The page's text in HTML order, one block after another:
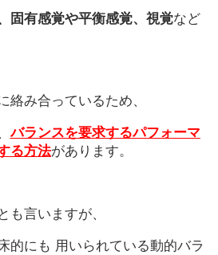
固有感覚や平衡感覚、視覚など
絡み合っているため、
バランスを要求するパフォーマ
る方法があります。
も言いますが、
的にも 用いられている動的バラ